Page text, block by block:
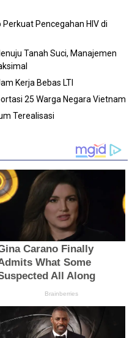
Pencegahan HIV di
Tanah Suci, Manajemen
Kerja Bebas LTI
25 Warga Negara Vietnam
Terealisasi